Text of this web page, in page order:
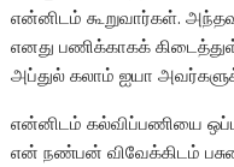
என்னிடம் கூறுவார்கள்.
எனது பணிக்காகக்
அப்துல் கலாம் ஐயா
என்னிடம் கல்விப்பணியை
என் நண்பன் விவேக்கிடம்